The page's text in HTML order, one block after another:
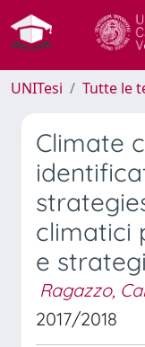
UNITesi Tutte le
Climate
climatici
e
Ragazzo,
2017/2018